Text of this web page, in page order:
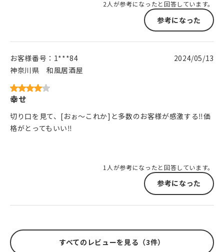
2人が参考になったと回答しています。
参考になった
お客様番号： 1***84
神奈川県
和風居酒屋
2024/05/13
幸せ
切り口を見て、[おぉ～これか]と多数のお客様が感激する‼️価
格がとってもいい‼️
1人が参考になったと回答しています。
参考になった
すべてのレビューを見る（3件）